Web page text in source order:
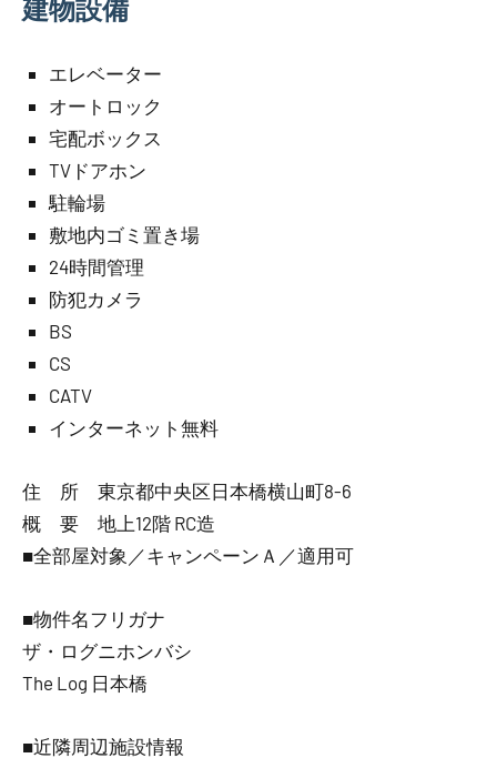
建物設備
エレベーター
オートロック
宅配ボックス
TVドアホン
駐輪場
敷地内ゴミ置き場
24時間管理
防犯カメラ
BS
CS
CATV
インターネット無料
住 所 東京都中央区日本橋横山町8-6
概 要 地上12階 RC造
■全部屋対象／キャンペーンＡ／適用可
■物件名フリガナ
ザ・ログニホンバシ
The Log 日本橋
■近隣周辺施設情報